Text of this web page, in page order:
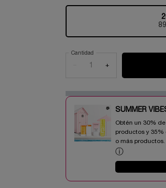
Cantidad
+
SUMMER
Obtén un 30%
productos y
o más productos.​
ⓘ